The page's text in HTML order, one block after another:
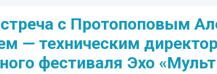
с Протопоповым
— техническим
фестиваля Эхо